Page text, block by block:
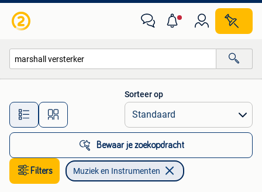
Alle afstanden…
Sorteer op
Bewaar je zoekopdracht
Filters Muziek en Instrumenten